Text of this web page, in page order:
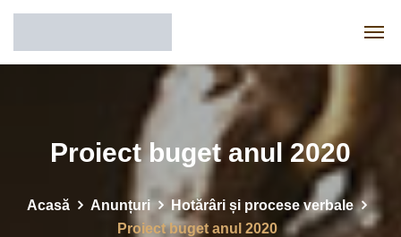
Proiect buget anul 2020
Acasă Anunțuri
Hotărâri și procese verbale
Proiect buget anul 2020